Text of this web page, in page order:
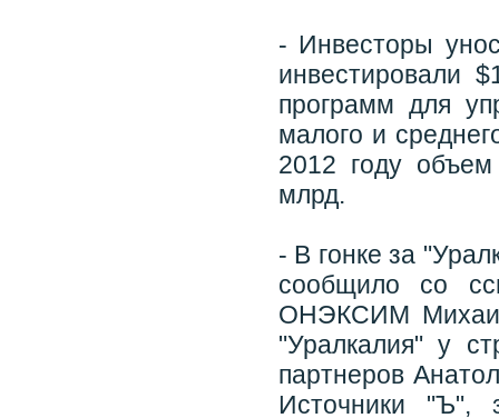
- Инвесторы
инвестировали
программ для
малого и
2012 году
млрд.
- В гонке за
сообщило со
ОНЭКСИМ
"Уралкалия" у
партнеров
Источники "Ъ",